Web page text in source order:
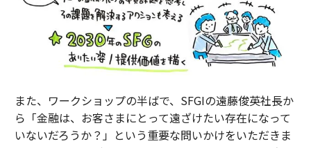
また、ワークショップの半ばで、SFGIの遠藤俊英社長か
ら「金融は、お客さまにとって遠ざけたい存在になって
いないだろうか？」という重要な問いかけをいただきま